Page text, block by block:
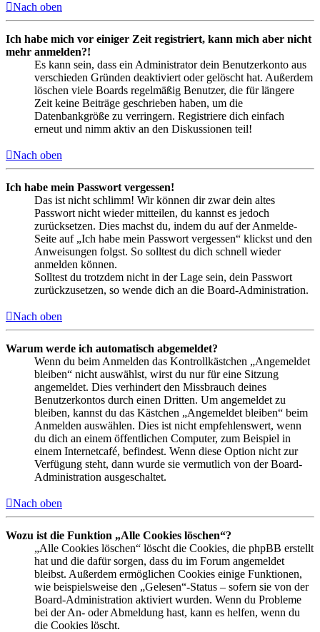
Nach oben
Ich habe mich vor einiger Zeit registriert, kann mich aber nicht
mehr anmelden?!
Es kann sein, dass ein Administrator dein Benutzerkonto aus
verschieden Gründen deaktiviert oder gelöscht hat. Außerdem
löschen viele Boards regelmäßig Benutzer, die für längere
Zeit keine Beiträge geschrieben haben, um die
Datenbankgröße zu verringern. Registriere dich einfach
erneut und nimm aktiv an den Diskussionen teil!
Nach oben
Ich habe mein Passwort vergessen!
Das ist nicht schlimm! Wir können dir zwar dein altes
Passwort nicht wieder mitteilen, du kannst es jedoch
zurücksetzen. Dies machst du, indem du auf der Anmelde-
Seite auf „Ich habe mein Passwort vergessen“ klickst und den
Anweisungen folgst. So solltest du dich schnell wieder
anmelden können.
Solltest du trotzdem nicht in der Lage sein, dein Passwort
zurückzusetzen, so wende dich an die Board-Administration.
Nach oben
Warum werde ich automatisch abgemeldet?
Wenn du beim Anmelden das Kontrollkästchen „Angemeldet
bleiben“ nicht auswählst, wirst du nur für eine Sitzung
angemeldet. Dies verhindert den Missbrauch deines
Benutzerkontos durch einen Dritten. Um angemeldet zu
bleiben, kannst du das Kästchen „Angemeldet bleiben“ beim
Anmelden auswählen. Dies ist nicht empfehlenswert, wenn
du dich an einem öffentlichen Computer, zum Beispiel in
einem Internetcafé, befindest. Wenn diese Option nicht zur
Verfügung steht, dann wurde sie vermutlich von der Board-
Administration ausgeschaltet.
Nach oben
Wozu ist die Funktion „Alle Cookies löschen“?
„Alle Cookies löschen“ löscht die Cookies, die phpBB erstellt
hat und die dafür sorgen, dass du im Forum angemeldet
bleibst. Außerdem ermöglichen Cookies einige Funktionen,
wie beispielsweise den „Gelesen“-Status – sofern sie von der
Board-Administration aktiviert wurden. Wenn du Probleme
bei der An- oder Abmeldung hast, kann es helfen, wenn du
die Cookies löscht.